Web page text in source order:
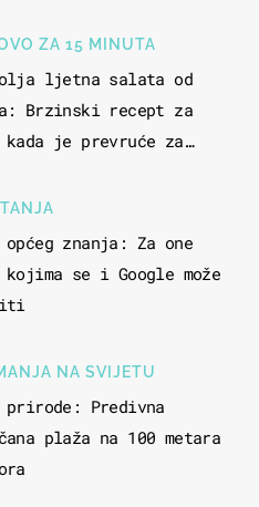
ZA 15 MINUTA
ljetna salata od
Brzinski recept za
kada je prevruće za
znanja: Za one
kojima se i Google može
NA SVIJETU
prirode: Predivna
plaža na 100 metara